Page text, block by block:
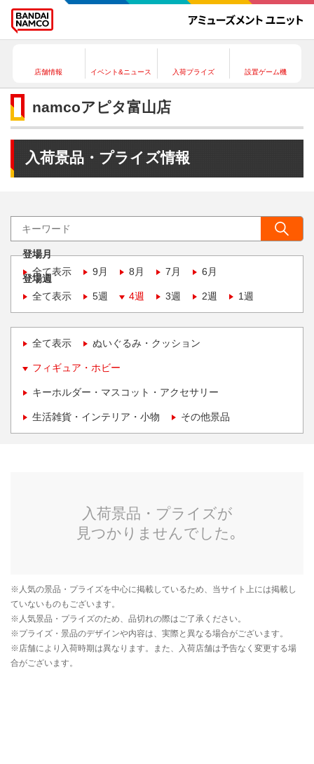
店舗情報 イベント&ニュース 入荷プライズ 設置ゲーム機
namcoアピタ富山店
入荷景品・プライズ情報
登場月
全て表示
9月 8月 7月 6月
登場週
全て表示
5週 4週 3週 2週 1週
全て表示 ぬいぐるみ・クッション
フィギュア・ホビー
キーホルダー・マスコット・アクセサリー
生活雑貨・インテリア・小物 その他景品